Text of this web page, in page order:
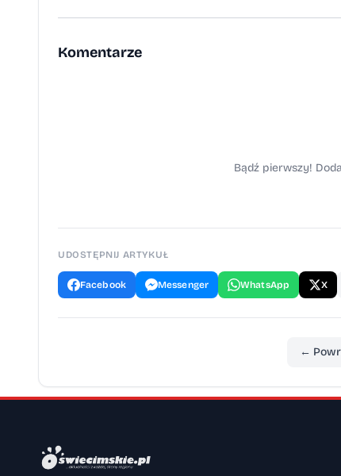
Komentarze
Bądź pierwszy!
UDOSTĘPNIJ ARTYKUŁ
Facebook Messenger WhatsApp X
←